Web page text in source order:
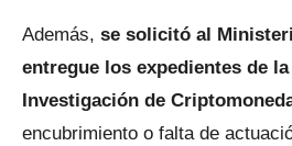
Además, se solicitó al
entregue los expedientes de
Investigación de
encubrimiento o falta de